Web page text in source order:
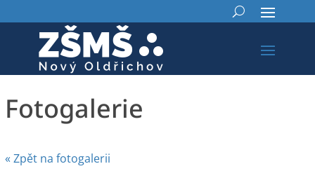
Fotogalerie
« Zpět na fotogalerii